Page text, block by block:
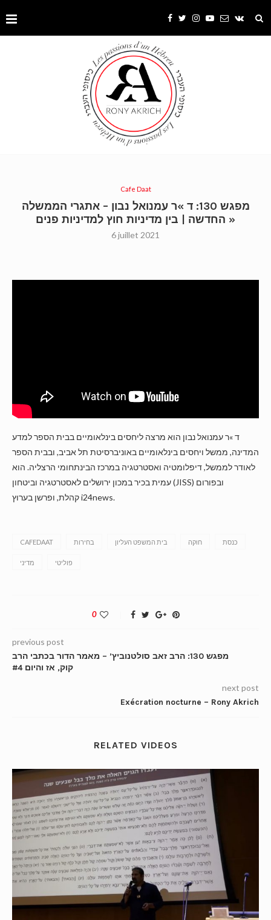
Cafe Daat
מפגש 130: ד »ר עמנואל נבון – אתגרי הממשלה
החדשה | בין מדיניות חוץ למדיניות פנים »
6 juillet 2021
ד »ר עמנואל נבון הוא מרצה ליחסים בינלאומיים בבית הספר למדע
המדינה, ממשל ויחסים בינלאומיים באוניברסיטת תל אביב, ובבית הספר
לאודר לממשל, דיפלומטיה ואסטרטגיה במרכז הבינתחומי הרצליה. הוא
עמית בכיר במכון ירושלים לאסטרטגיה וביטחון (JISS) ובפורום
קהלת, ופרשן בערוץ i24news.
CAFEDAAT בחירות בית המשפט העליון חוקה כנסת
מדיני פוליטי
0
previous post
מפגש 130: הרב זאב סולטנוביץ’ – מאמר הדור בכתבי הרב
קוק, אז והיום #4
next post
Exécration nocturne – Rony Akrich
RELATED VIDEOS